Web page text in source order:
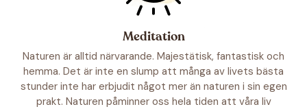
Meditation
Naturen är alltid närvarande. Majestätisk, fantastisk och
hemma. Det är inte en slump att många av livets bästa
stunder inte har erbjudit något mer än naturen i sin egen
prakt. Naturen påminner oss hela tiden att våra liv